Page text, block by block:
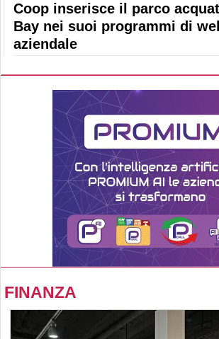
Coop inserisce il parco
Bay nei suoi programmi di
aziendale
FINANZA